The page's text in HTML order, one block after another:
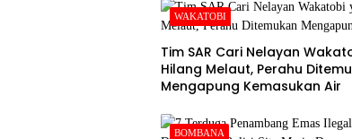
WAKATOBI
Tim SAR Cari Nelayan
Hilang Melaut, Perahu
Mengapung Kemasukan Air
BOMBANA